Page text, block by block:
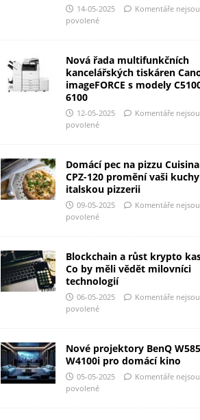
14-05-2025
Komentáře nejsou
povolené
Nová řada multifunkčních
kancelářských tiskáren
imageFORCE s modely
6100
12-05-2025
Komentáře nejsou
povolené
Domácí pec na pizzu
CPZ-120 promění vaši
italskou pizzerii
09-05-2025
Komentáře nejsou
povolené
Blockchain a růst krypto
Co by měli vědět milovníci
technologií
06-05-2025
Komentáře nejsou
povolené
Nové projektory BenQ
W4100i pro domácí kino
05-05-2025
Komentáře nejsou
povolené